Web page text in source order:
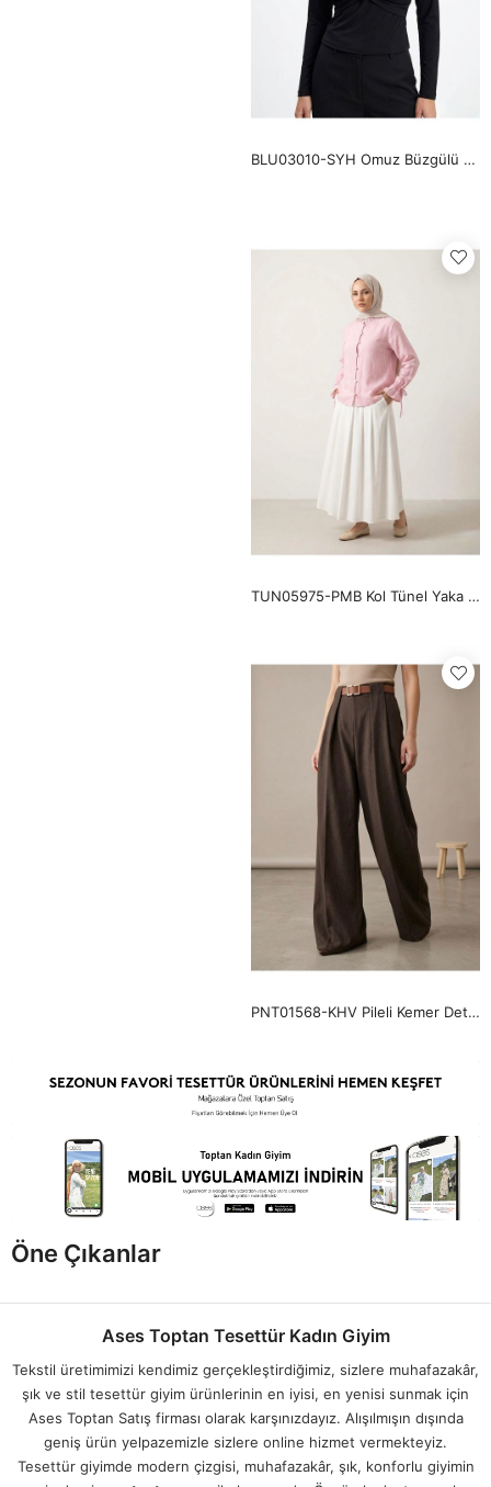
BLU03010-SYH Omuz Büzgülü Toka Detay Bluz-Siyah
TUN05975-PMB Kol Tünel Yaka Fırfır Tunik-Pembe
PNT01568-KHV Pileli Kemer Detay Pantolon-Kahve
Öne Çıkanlar
Ases Toptan Tesettür Kadın Giyim
Tekstil üretimimizi kendimiz gerçekleştirdiğimiz, sizlere muhafazakâr,
şık ve stil tesettür giyim ürünlerinin en iyisi, en yenisi sunmak için
Ases Toptan Satış firması olarak karşınızdayız. Alışılmışın dışında
geniş ürün yelpazemizle sizlere online hizmet vermekteyiz.
Tesettür giyimde modern çizgisi, muhafazakâr, şık, konforlu giyimin